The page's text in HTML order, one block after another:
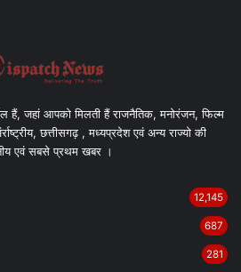
हैं, जहां आपको मिलती हैं राजनैतिक, मनोरंजन, फिल्म
छत्तीसगढ़ , मध्यप्रदेश एवं अन्य राज्यो की
एवं सबसे प्रथम खबर ।
12,145
687
281